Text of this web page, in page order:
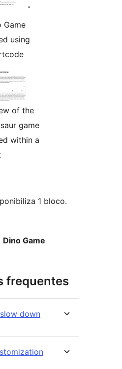
Game
using
of the
game
within a
1 bloco.
Dino Game
frequentes
down